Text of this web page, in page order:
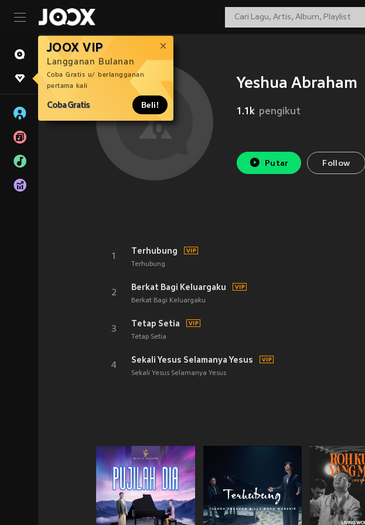
JOOX VIP
Langganan Bulanan
Coba Gratis u/ berlangganan
pertama kali
Coba Gratis Beli!
Yeshua Abraham
1.1k pengikut
Putar Follow
1
Terhubung
Terhubung
2
Berkat Bagi Keluargaku
Berkat Bagi Keluargaku
3
Tetap Setia
Tetap Setia
4
Sekali Yesus Selamanya Yesus
Sekali Yesus Selamanya Yesus